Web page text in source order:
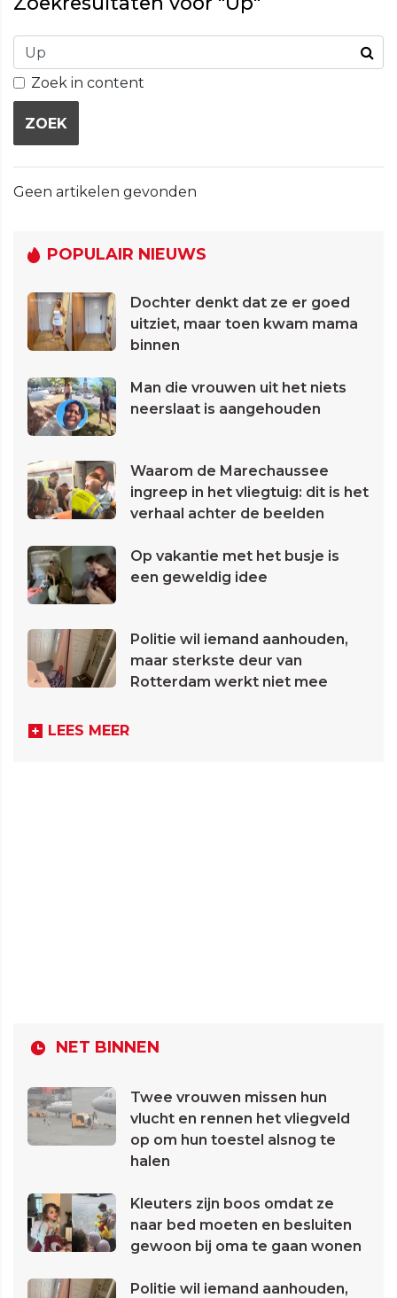
Zoek in content
ZOEK
Geen artikelen gevonden
POPULAIR NIEUWS
Dochter denkt dat ze er goed
uitziet, maar toen kwam mama
binnen
Man die vrouwen uit het niets
neerslaat is aangehouden
Waarom de Marechaussee
ingreep in het vliegtuig: dit is het
verhaal achter de beelden
Op vakantie met het busje is
een geweldig idee
Politie wil iemand aanhouden,
maar sterkste deur van
Rotterdam werkt niet mee
LEES MEER
NET BINNEN
Twee vrouwen missen hun
vlucht en rennen het vliegveld
op om hun toestel alsnog te
halen
Kleuters zijn boos omdat ze
naar bed moeten en besluiten
gewoon bij oma te gaan wonen
Politie wil iemand aanhouden,